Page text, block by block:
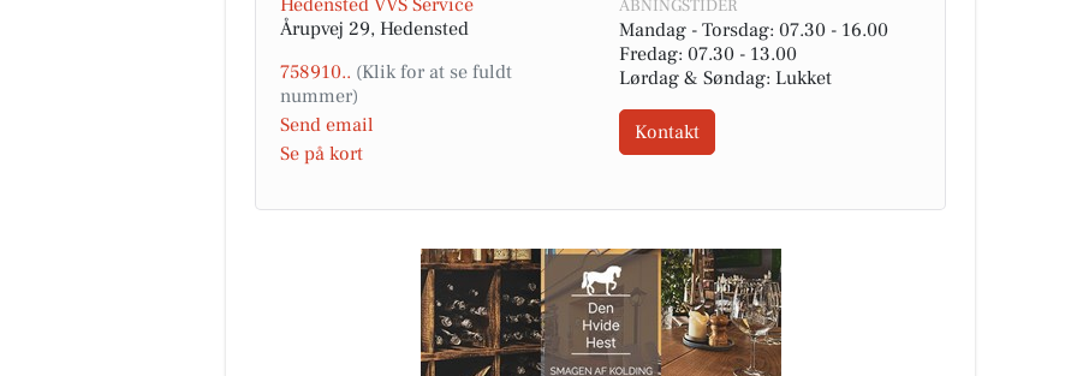
Årupvej 29, Hedensted
758910..
Send email
Se på kort
ÅBNINGSTIDER
Mandag - Torsdag: 07.30 - 16.00
Fredag: 07.30 - 13.00
Lørdag & Søndag: Lukket
Kontakt